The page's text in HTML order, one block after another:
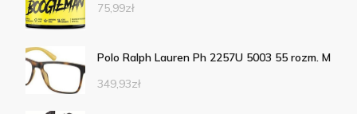
75,99zł
Polo Ralph Lauren Ph 2257U 5003 55 rozm. M
349,93zł